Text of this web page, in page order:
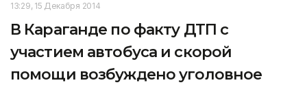
13:29, 15 Декабря 2014
В Караганде по факту ДТП с
участием автобуса и скорой
помощи возбуждено уголовное